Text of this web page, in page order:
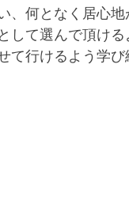
、何となく居心
して選んで頂け
て行けるよう学